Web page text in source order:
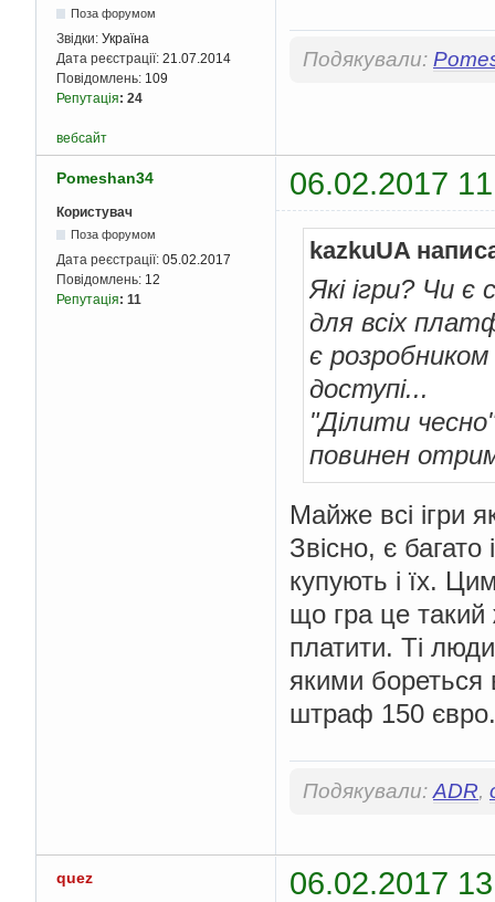
Поза форумом
Звідки: Україна
Дата реєстрації: 21.07.2014
Повідомлень: 109
Репутація: 24
Подякували:
вебсайт
Pomeshan34 06.02.2017
Користувач
Поза форумом
Дата реєстрації: 05.02.2017
Повідомлень: 12
Репутація: 11
kazkuUA
Які ігри? Чи
для всіх
є розробником
доступі...
"Ділити
повинен
Майже всі ігри
Звісно, є
купують і їх.
що гра це такий
платити. Ті
якими бореться
штраф 150 євро.
Подякували: ADR,
quez 06.02.2017